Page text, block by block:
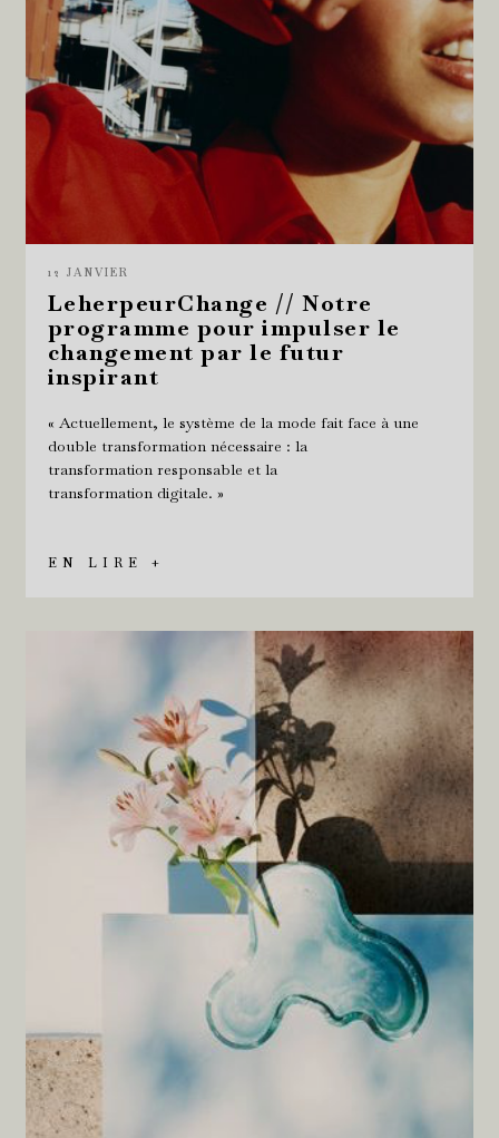
12 JANVIER
LeherpeurChange // Notre
programme pour impulser le
changement par le futur
inspirant
« Actuellement, le système de la mode fait face à une
double transformation nécessaire : la
transformation responsable et la
transformation digitale. »
EN LIRE +